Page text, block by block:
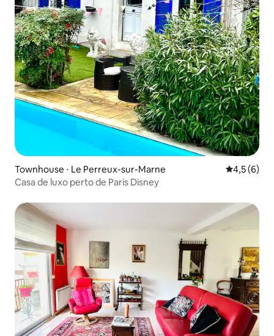
Townhouse ⋅ Le Perreux-sur-Marne 4,5 de
4,5 (6)
Casa de luxo perto de Paris Disney